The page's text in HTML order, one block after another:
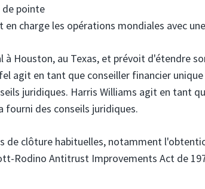
de pointe
en charge les opérations mondiales avec
Houston, au Texas, et prévoit d'étendre
agit en tant que conseiller financier
juridiques. Harris Williams agit en tant
fourni des conseils juridiques.
de clôture habituelles, notamment
Rodino Antitrust Improvements Act de